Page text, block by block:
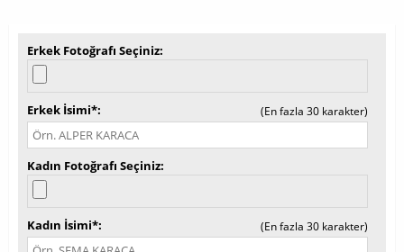
Erkek Fotoğrafı Seçiniz
Erkek İsimi* (En fazla 30 karakter)
Kadın Fotoğrafı Seçiniz
Kadın İsimi* (En fazla 30 karakter)